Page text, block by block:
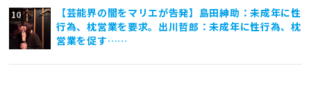
【芸能界の闇をマリエが告発】島田紳助：未成年に性
行為、枕営業を要求。出川哲郎：未成年に性行為、枕
営業を促す……